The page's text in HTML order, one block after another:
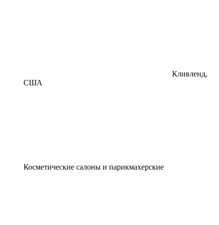
Кливленд,
США
Косметические салоны и парикмахерские